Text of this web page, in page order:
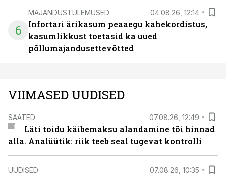
6
MAJANDUSTULEMUSED 04.08.26, 12:14
Infortari ärikasum peaaegu kahekordistus,
kasumlikkust toetasid ka uued
põllumajandusettevõtted
VIIMASED UUDISED
SAATED 07.08.26, 12:49
Läti toidu käibemaksu alandamine tõi hinnad
alla. Analüütik: riik teeb seal tugevat kontrolli
UUDISED 07.08.26, 10:35